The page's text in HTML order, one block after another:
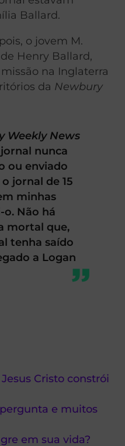
Ballard.
o jovem M.
Henry Ballard,
na Inglaterra
da Newbury
Weekly News
nunca
ou enviado
jornal de 15
minhas
Não há
mortal que,
tenha saído
a Logan
Cristo constrói
e muitos
em sua vida?